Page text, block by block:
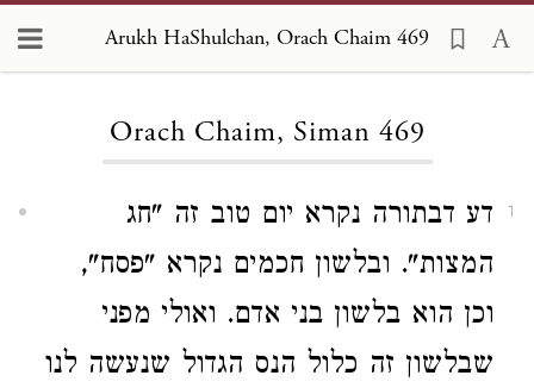
Arukh HaShulchan, Orach Chaim 469
Orach Chaim, Siman 469
1
דע דבתורה נקרא יום טוב זה "חג
המצות". ובלשון חכמים נקרא "פסח",
וכן הוא בלשון בני אדם. ואולי מפני
שבלשון זה כלול הנס הגדול שנעשה לנו